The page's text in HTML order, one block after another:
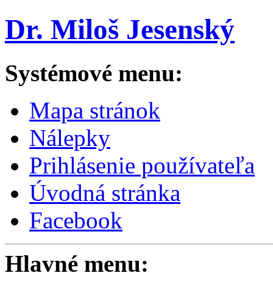
Dr. Miloš Jesenský
Systémové menu:
Mapa stránok
Nálepky
Prihlásenie používateľa
Úvodná stránka
Facebook
Hlavné menu: